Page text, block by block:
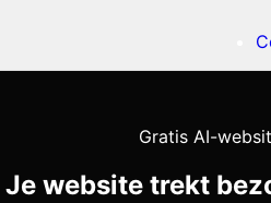
Gratis AI-
Je website trekt